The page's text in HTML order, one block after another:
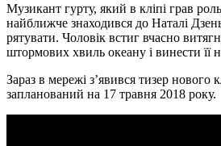
Музикант гурту, який в кліпі грав
найближче знаходився до Наталі
рятувати. Чоловік встиг вчасно
штормових хвиль океану і винести її
Зараз в мережі з’явився тизер нового
запланований на 17 травня 2018 року.